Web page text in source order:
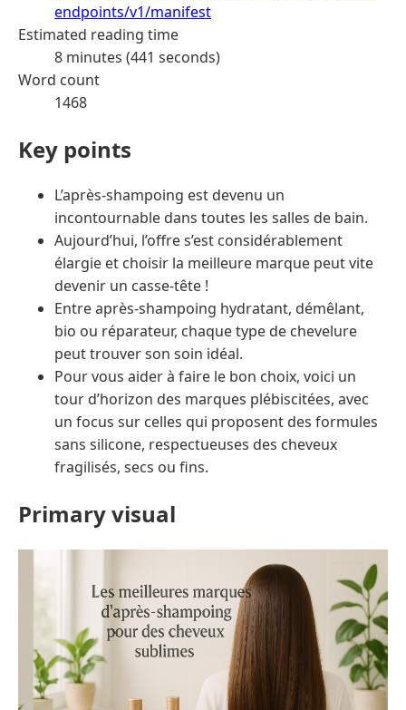
endpoints/v1/manifest
Estimated reading time
8 minutes (441 seconds)
Word count
1468
Key points
L’après-shampoing est devenu un
incontournable dans toutes les salles de bain.
Aujourd’hui, l’offre s’est considérablement
élargie et choisir la meilleure marque peut vite
devenir un casse-tête !
Entre après-shampoing hydratant, démêlant,
bio ou réparateur, chaque type de chevelure
peut trouver son soin idéal.
Pour vous aider à faire le bon choix, voici un
tour d’horizon des marques plébiscitées, avec
un focus sur celles qui proposent des formules
sans silicone, respectueuses des cheveux
fragilisés, secs ou fins.
Primary visual